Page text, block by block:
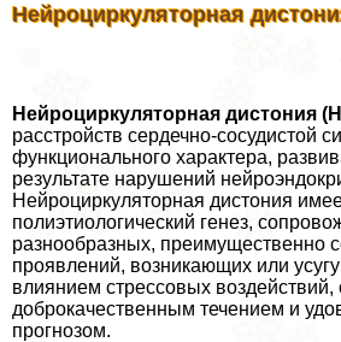
Нейроциркуляторная
Нейроциркуляторная дистония
расстройств сердечно-сосудистой
функционального хаpaктера,
результате нарушений
Нейроциркуляторная дистония
полиэтиологический генез,
разнообразных, преимущественно
проявлений, возникающих или
влиянием стрессовых воздействий,
доброкачественным течением и
прогнозом.